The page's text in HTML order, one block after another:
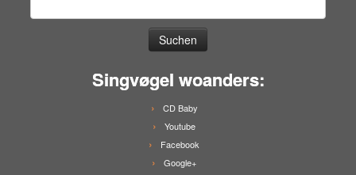
Singvøgel woanders:
CD Baby
Youtube
Facebook
Google+